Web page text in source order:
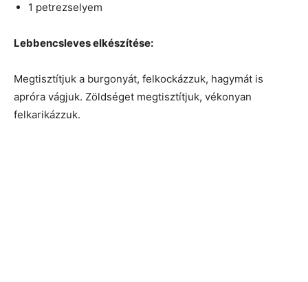
1 petrezselyem
Lebbencsleves elkészítése:
Megtisztítjuk a burgonyát, felkockázzuk, hagymát is
apróra vágjuk. Zöldséget megtisztítjuk, vékonyan
felkarikázzuk.